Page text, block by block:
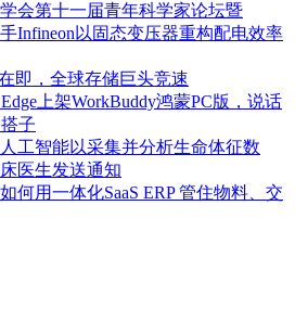
会第十一届青年科学家论坛暨
Infineon以固态变压器重构配电效率
即，全球存储巨头竞速
上架WorkBuddy鸿蒙PC版，说话
子
工智能以采集并分析生命体征数
医生发送通知
何用一体化SaaS ERP 管住物料、交